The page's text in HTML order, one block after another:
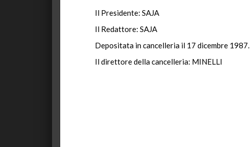
Il Presidente: SAJA
Il Redattore: SAJA
Depositata in cancelleria il 17 dicembre 1987.
Il direttore della cancelleria: MINELLI